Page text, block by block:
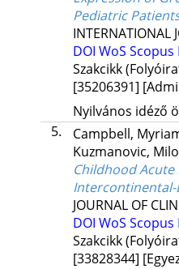
Pediatric
INTERNATIONAL
DOI WoS Scopus
Szakcikk
[35206391]
Nyilvános idéző
5.
Campbell,
Kuzmanovic,
Childhood
Intercontinental-
JOURNAL OF
DOI WoS Scopus
Szakcikk
[33828344]